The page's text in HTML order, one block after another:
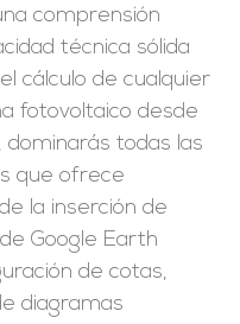
comprensión
técnica sólida
cálculo de cualquier
fotovoltaico desde
dominarás todas las
que ofrece
la inserción de
Google Earth
de cotas,
diagramas